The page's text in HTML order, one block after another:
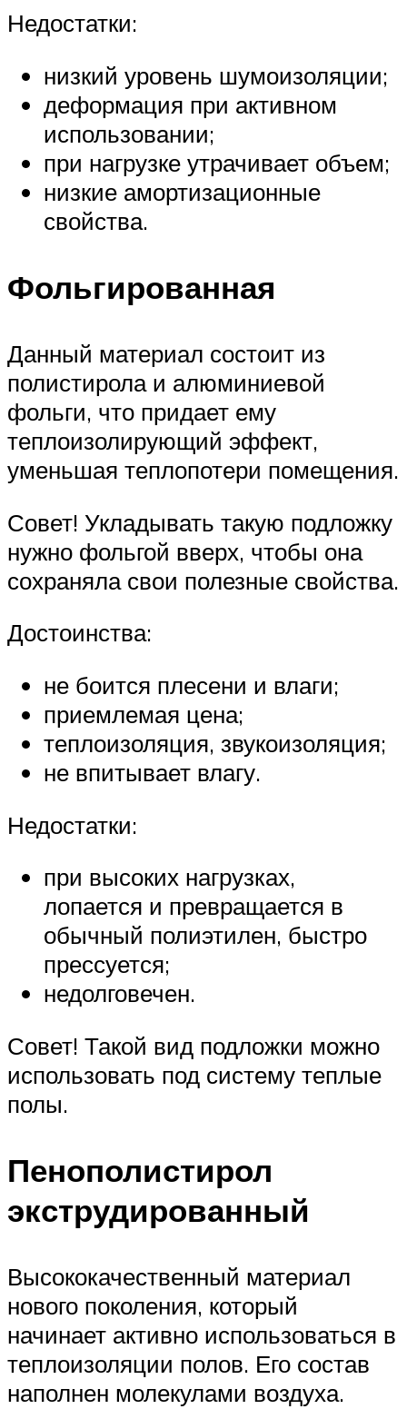
Недостатки:
низкий уровень шумоизоляции;
деформация при активном
использовании;
при нагрузке утрачивает объем;
низкие амортизационные
свойства.
Фольгированная
Данный материал состоит из
полистирола и алюминиевой
фольги, что придает ему
теплоизолирующий эффект,
уменьшая теплопотери помещения.
Совет! Укладывать такую подложку
нужно фольгой вверх, чтобы она
сохраняла свои полезные свойства.
Достоинства:
не боится плесени и влаги;
приемлемая цена;
теплоизоляция, звукоизоляция;
не впитывает влагу.
Недостатки:
при высоких нагрузках,
лопается и превращается в
обычный полиэтилен, быстро
прессуется;
недолговечен.
Совет! Такой вид подложки можно
использовать под систему теплые
полы.
Пенополистирол
экструдированный
Высококачественный материал
нового поколения, который
начинает активно использоваться в
теплоизоляции полов. Его состав
наполнен молекулами воздуха.